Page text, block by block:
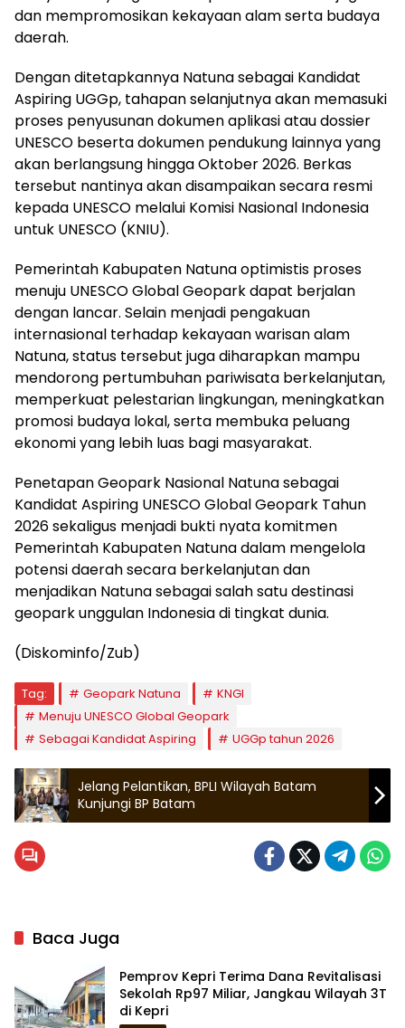
dan mempromosikan kekayaan alam serta budaya
daerah.
Dengan ditetapkannya Natuna sebagai Kandidat
Aspiring UGGp, tahapan selanjutnya akan memasuki
proses penyusunan dokumen aplikasi atau dossier
UNESCO beserta dokumen pendukung lainnya yang
akan berlangsung hingga Oktober 2026. Berkas
tersebut nantinya akan disampaikan secara resmi
kepada UNESCO melalui Komisi Nasional Indonesia
untuk UNESCO (KNIU).
Pemerintah Kabupaten Natuna optimistis proses
menuju UNESCO Global Geopark dapat berjalan
dengan lancar. Selain menjadi pengakuan
internasional terhadap kekayaan warisan alam
Natuna, status tersebut juga diharapkan mampu
mendorong pertumbuhan pariwisata berkelanjutan,
memperkuat pelestarian lingkungan, meningkatkan
promosi budaya lokal, serta membuka peluang
ekonomi yang lebih luas bagi masyarakat.
Penetapan Geopark Nasional Natuna sebagai
Kandidat Aspiring UNESCO Global Geopark Tahun
2026 sekaligus menjadi bukti nyata komitmen
Pemerintah Kabupaten Natuna dalam mengelola
potensi daerah secara berkelanjutan dan
menjadikan Natuna sebagai salah satu destinasi
geopark unggulan Indonesia di tingkat dunia.
(Diskominfo/Zub)
Tag: Geopark Natuna
KNGI
Menuju UNESCO Global Geopark
Sebagai Kandidat Aspiring
UGGp tahun 2026
Jelang Pelantikan, BPLI Wilayah Batam
Kunjungi BP Batam
Baca Juga
Pemprov Kepri Terima Dana Revitalisasi
Sekolah Rp97 Miliar, Jangkau Wilayah 3T
di Kepri